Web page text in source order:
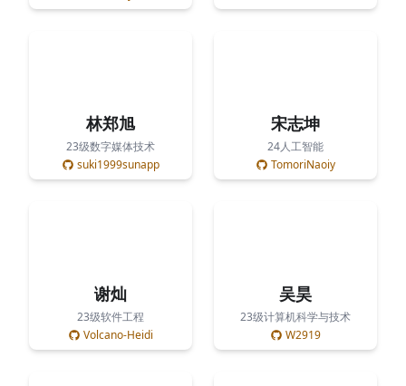
林郑旭
23级数字媒体技术
suki1999sunapp
宋志坤
24人工智能
TomoriNaoiy
谢灿
23级软件工程
Volcano-Heidi
吴昊
23级计算机科学与技术
W2919